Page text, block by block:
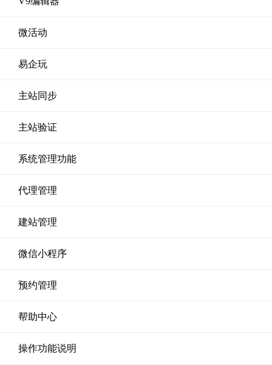
微活动
易企玩
主站同步
主站验证
系统管理功能
代理管理
建站管理
微信小程序
预约管理
帮助中心
操作功能说明